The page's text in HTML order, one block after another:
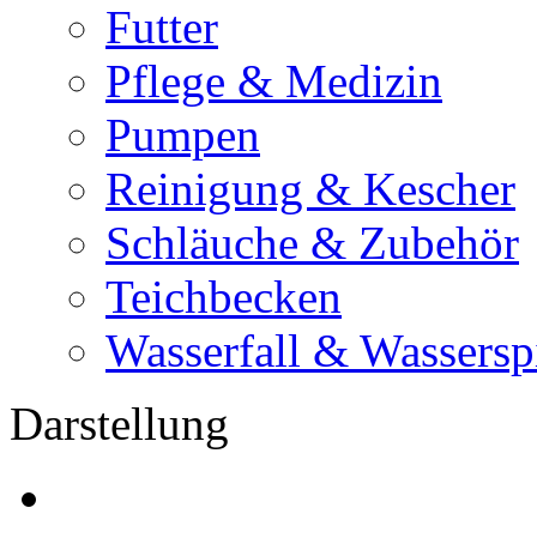
Futter
Pflege & Medizin
Pumpen
Reinigung & Kescher
Schläuche & Zubehör
Teichbecken
Wasserfall &
Darstellung